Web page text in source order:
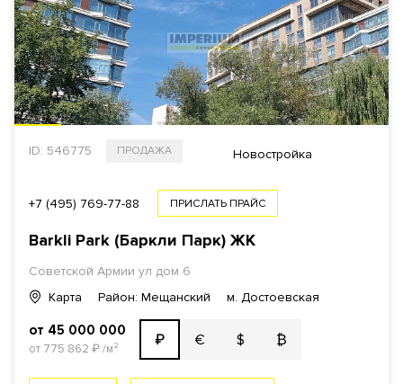
ID: 546775 ПРОДАЖА Новостройка
+7 (495) 769-77-88 ПРИСЛАТЬ ПРАЙС
Barkli Park (Баркли Парк) ЖК
Советской Армии ул дом 6
Карта
Район: Мещанский м. Достоевская
от 45 000 000
от 775 862 ₽/м² ₽ € $ ₿